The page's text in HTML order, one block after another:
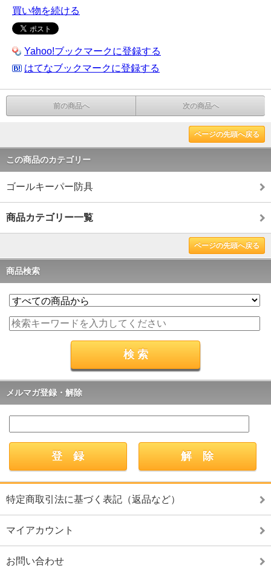
買い物を続ける
Yahoo!ブックマークに登録する
はてなブックマークに登録する
前の商品へ 次の商品へ
ページの先頭へ戻る
この商品のカテゴリー
ゴールキーパー防具
商品カテゴリー一覧
ページの先頭へ戻る
商品検索
メルマガ登録・解除
特定商取引法に基づく表記（返品など）
マイアカウント
お問い合わせ